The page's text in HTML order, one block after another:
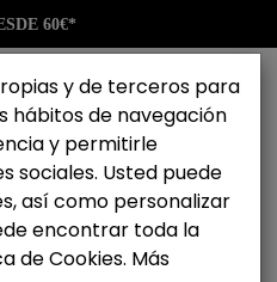
60€*
Marcas
y de terceros para
hábitos de navegación
y permitirle
sociales. Usted puede
así como personalizar
encontrar toda la
de Cookies. Más